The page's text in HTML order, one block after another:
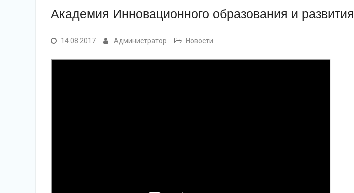
Академия Инновационного образования и развития
14.08.2017 Администратор Новости